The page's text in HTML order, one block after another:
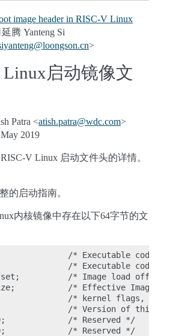
image header in RISC-V Linux
腾 Yanteng Si
@loongson.cn>
Linux启动镜像文
Patra <atish.patra@wdc.com>
2019
V Linux 启动文件头的详情。
的启动指南。
内核镜像中存在以下64字节的文
/* Executable code */
/* Executable code */
/* Image load offset,
/* Effective Image
/* kernel flags, little
/* Version of this
0;             /* Reserved */
0;             /* Reserved */